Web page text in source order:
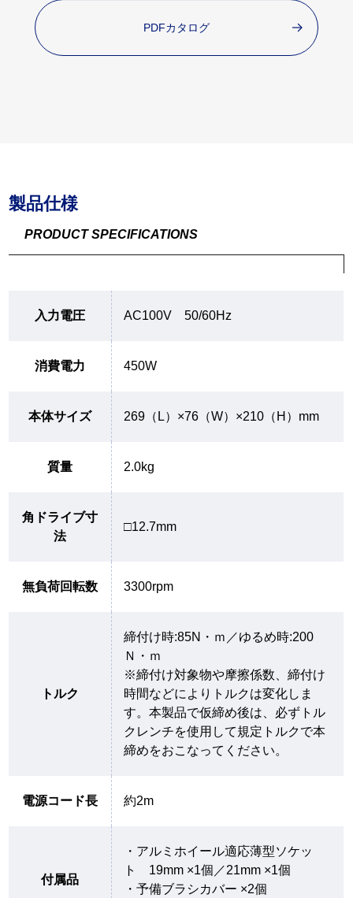
PDFカタログ
製品仕様
PRODUCT SPECIFICATIONS
入力電圧 AC100V 50/60Hz
消費電力 450W
本体サイズ 269（L）×76（W）×210（H）mm
質量 2.0kg
角ドライブ寸
法
□12.7mm
無負荷回転数 3300rpm
トルク
締付け時:85N・ｍ／ゆるめ時:200
Ｎ・ｍ
※締付け対象物や摩擦係数、締付け
時間などによりトルクは変化しま
す。本製品で仮締め後は、必ずトル
クレンチを使用して規定トルクで本
締めをおこなってください。
電源コード長 約2m
付属品
・アルミホイール適応薄型ソケッ
ト 19mm ×1個／21mm ×1個
・予備ブラシカバー ×2個